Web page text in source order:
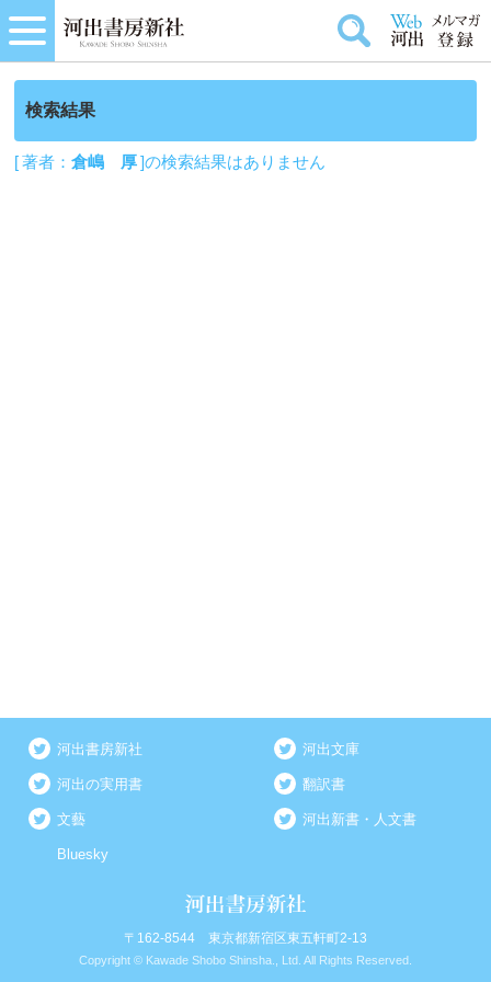
検索結果
[ 著者：倉嶋 厚]の検索結果はありません
河出書房新社 河出文庫
河出の実用書 翻訳書
文藝 河出新書・人文書
Bluesky
〒162-8544 東京都新宿区東五軒町2-13
Copyright © Kawade Shobo Shinsha., Ltd. All Rights Reserved.